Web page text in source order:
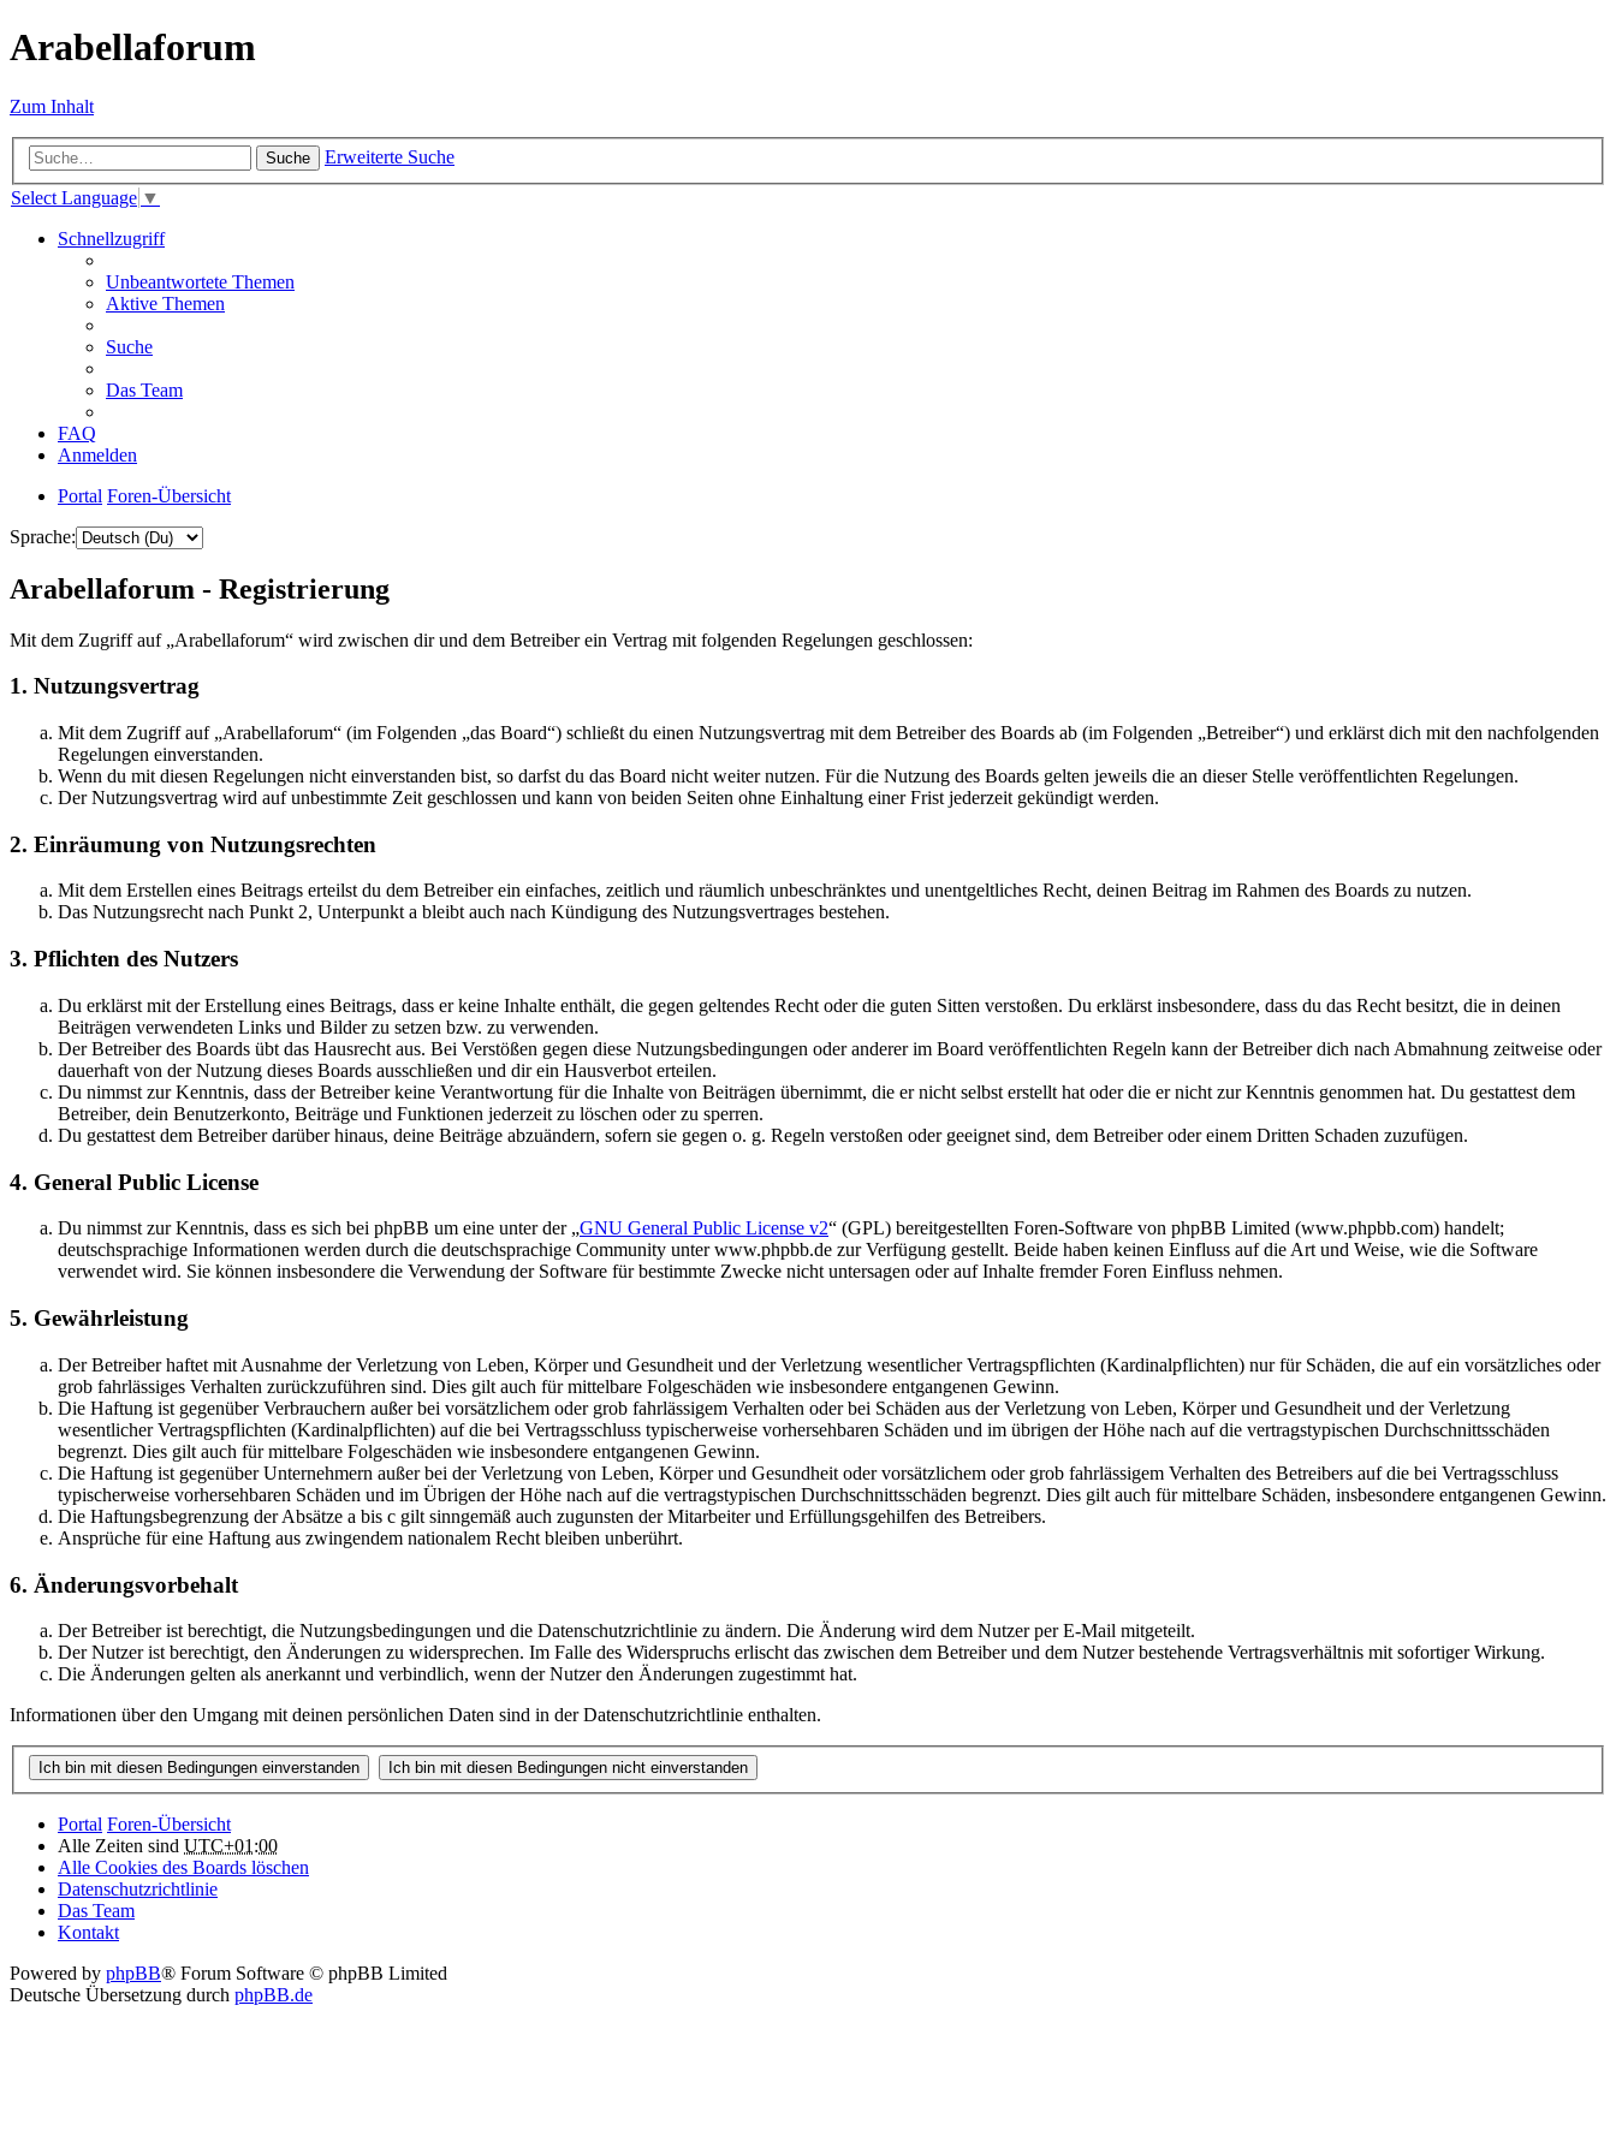
Arabellaforum
Zum Inhalt
Suche
Erweiterte Suche
Select Language ▼
Schnellzugriff
Unbeantwortete Themen
Aktive Themen
Suche
Das Team
FAQ
Anmelden
Portal Foren-Übersicht
Sprache:
Arabellaforum - Registrierung
Mit dem Zugriff auf „Arabellaforum“ wird zwischen dir und dem Betreiber ein Vertrag mit folgenden Regelungen geschlossen:
1. Nutzungsvertrag
Mit dem Zugriff auf „Arabellaforum“ (im Folgenden „das Board“) schließt du einen Nutzungsvertrag mit dem Betreiber des Boards ab (im Folgenden „Betreiber“) und erklärst dich mit den nachfolgenden
Regelungen einverstanden.
Wenn du mit diesen Regelungen nicht einverstanden bist, so darfst du das Board nicht weiter nutzen. Für die Nutzung des Boards gelten jeweils die an dieser Stelle veröffentlichten Regelungen.
Der Nutzungsvertrag wird auf unbestimmte Zeit geschlossen und kann von beiden Seiten ohne Einhaltung einer Frist jederzeit gekündigt werden.
2. Einräumung von Nutzungsrechten
Mit dem Erstellen eines Beitrags erteilst du dem Betreiber ein einfaches, zeitlich und räumlich unbeschränktes und unentgeltliches Recht, deinen Beitrag im Rahmen des Boards zu nutzen.
Das Nutzungsrecht nach Punkt 2, Unterpunkt a bleibt auch nach Kündigung des Nutzungsvertrages bestehen.
3. Pflichten des Nutzers
Du erklärst mit der Erstellung eines Beitrags, dass er keine Inhalte enthält, die gegen geltendes Recht oder die guten Sitten verstoßen. Du erklärst insbesondere, dass du das Recht besitzt, die in deinen
Beiträgen verwendeten Links und Bilder zu setzen bzw. zu verwenden.
Der Betreiber des Boards übt das Hausrecht aus. Bei Verstößen gegen diese Nutzungsbedingungen oder anderer im Board veröffentlichten Regeln kann der Betreiber dich nach Abmahnung zeitweise oder
dauerhaft von der Nutzung dieses Boards ausschließen und dir ein Hausverbot erteilen.
Du nimmst zur Kenntnis, dass der Betreiber keine Verantwortung für die Inhalte von Beiträgen übernimmt, die er nicht selbst erstellt hat oder die er nicht zur Kenntnis genommen hat. Du gestattest dem
Betreiber, dein Benutzerkonto, Beiträge und Funktionen jederzeit zu löschen oder zu sperren.
Du gestattest dem Betreiber darüber hinaus, deine Beiträge abzuändern, sofern sie gegen o. g. Regeln verstoßen oder geeignet sind, dem Betreiber oder einem Dritten Schaden zuzufügen.
4. General Public License
Du nimmst zur Kenntnis, dass es sich bei phpBB um eine unter der „GNU General Public License v2“ (GPL) bereitgestellten Foren-Software von phpBB Limited (www.phpbb.com) handelt;
deutschsprachige Informationen werden durch die deutschsprachige Community unter www.phpbb.de zur Verfügung gestellt. Beide haben keinen Einfluss auf die Art und Weise, wie die Software
verwendet wird. Sie können insbesondere die Verwendung der Software für bestimmte Zwecke nicht untersagen oder auf Inhalte fremder Foren Einfluss nehmen.
5. Gewährleistung
Der Betreiber haftet mit Ausnahme der Verletzung von Leben, Körper und Gesundheit und der Verletzung wesentlicher Vertragspflichten (Kardinalpflichten) nur für Schäden, die auf ein vorsätzliches oder
grob fahrlässiges Verhalten zurückzuführen sind. Dies gilt auch für mittelbare Folgeschäden wie insbesondere entgangenen Gewinn.
Die Haftung ist gegenüber Verbrauchern außer bei vorsätzlichem oder grob fahrlässigem Verhalten oder bei Schäden aus der Verletzung von Leben, Körper und Gesundheit und der Verletzung
wesentlicher Vertragspflichten (Kardinalpflichten) auf die bei Vertragsschluss typischerweise vorhersehbaren Schäden und im übrigen der Höhe nach auf die vertragstypischen Durchschnittsschäden
begrenzt. Dies gilt auch für mittelbare Folgeschäden wie insbesondere entgangenen Gewinn.
Die Haftung ist gegenüber Unternehmern außer bei der Verletzung von Leben, Körper und Gesundheit oder vorsätzlichem oder grob fahrlässigem Verhalten des Betreibers auf die bei Vertragsschluss
typischerweise vorhersehbaren Schäden und im Übrigen der Höhe nach auf die vertragstypischen Durchschnittsschäden begrenzt. Dies gilt auch für mittelbare Schäden, insbesondere entgangenen Gewinn.
Die Haftungsbegrenzung der Absätze a bis c gilt sinngemäß auch zugunsten der Mitarbeiter und Erfüllungsgehilfen des Betreibers.
Ansprüche für eine Haftung aus zwingendem nationalem Recht bleiben unberührt.
6. Änderungsvorbehalt
Der Betreiber ist berechtigt, die Nutzungsbedingungen und die Datenschutzrichtlinie zu ändern. Die Änderung wird dem Nutzer per E-Mail mitgeteilt.
Der Nutzer ist berechtigt, den Änderungen zu widersprechen. Im Falle des Widerspruchs erlischt das zwischen dem Betreiber und dem Nutzer bestehende Vertragsverhältnis mit sofortiger Wirkung.
Die Änderungen gelten als anerkannt und verbindlich, wenn der Nutzer den Änderungen zugestimmt hat.
Informationen über den Umgang mit deinen persönlichen Daten sind in der Datenschutzrichtlinie enthalten.
Portal Foren-Übersicht
Alle Zeiten sind UTC+01:00
Alle Cookies des Boards löschen
Datenschutzrichtlinie
Das Team
Kontakt
Powered by phpBB® Forum Software © phpBB Limited
Deutsche Übersetzung durch phpBB.de